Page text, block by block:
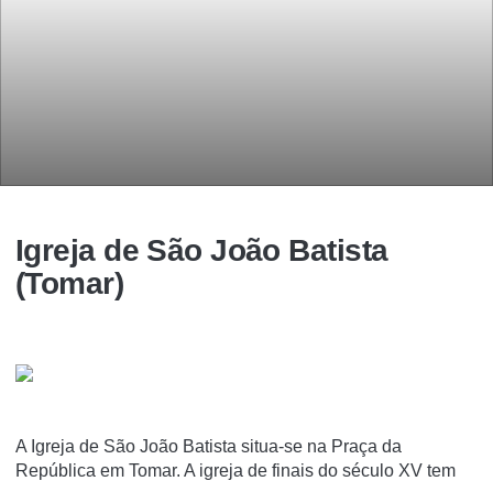
Igreja de São João Batista
(Tomar)
A Igreja de São João Batista situa-se na Praça da
República em Tomar. A igreja de finais do século XV tem